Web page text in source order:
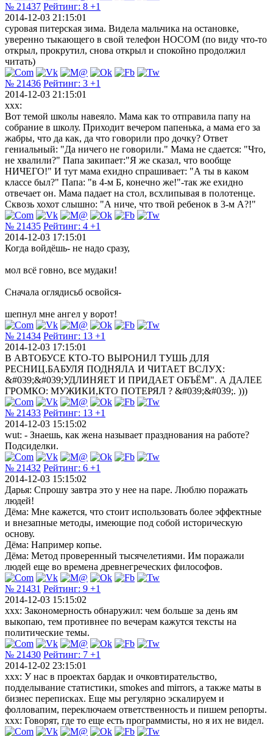
№ 21437 Рейтинг: 8 +1
2014-12-03 21:15:01
суровая питерская зима. Видела мальчика на остановке,
уверенно тыкающего в свой телефон НОСОМ (по виду что-то
открыл, прокрутил, снова открыл и спокойно продолжил
читать)
№ 21436 Рейтинг: 3 +1
2014-12-03 21:15:01
xxx:
Вот темой школы навеяло. Мама как то отправила папу на
собрание в школу. Приходит вечером папенька, а мама его за
жабры, что да как, да что говорили про дочку? Ответ
гениальный: "Да ничего не говорили." Мама не сдается: "Что,
не хвалили?" Папа закипает:"Я же сказал, что вообще
НИЧЕГО!" И тут мама ехидно спрашивает: "А ты в каком
классе был?" Папа: "в 4-м Б, конечно же!"-так же ехидно
отвечает он. Мама падает на стол, всхлипывая в полотенце.
Сквозь хохот слышно: "А ниче, что твой ребенок в 3-м А?!"
№ 21435 Рейтинг: 4 +1
2014-12-03 17:15:01
Когда войдёшь- не надо сразу,
мол всё говно, все мудаки!
Cначала оглядисьб освойся-
шепнул мне ангел у ворот!
№ 21434 Рейтинг: 13 +1
2014-12-03 17:15:01
В АВТОБУСЕ КТО-ТО ВЫРОНИЛ ТУШЬ ДЛЯ
РЕСНИЦ.БАБУЛЯ ПОДНЯЛА И ЧИТАЕТ ВСЛУХ:
&#039;&#039;УДЛИНЯЕТ И ПРИДАЕТ ОБЪЁМ". А ДАЛЕЕ
ГРОМКО: МУЖИКИ,КТО ПОТЕРЯЛ ? &#039;&#039;. )))
№ 21433 Рейтинг: 13 +1
2014-12-03 15:15:02
wut: - Знаешь, как жена называет празднования на работе?
Подсиделки.
№ 21432 Рейтинг: 6 +1
2014-12-03 15:15:02
Дарья: Спрошу завтра это у нее на паре. Люблю поражать
людей!
Дёма: Мне кажется, что стоит использовать более эффектные
и внезапные методы, имеющие под собой историческую
основу.
Дёма: Например копье.
Дёма: Метод проверенный тысячелетиями. Им поражали
людей еще во времена древнегреческих философов.
№ 21431 Рейтинг: 9 +1
2014-12-03 15:15:02
xxx: Закономерность обнаружил: чем больше за день ям
выкопаю, тем противнее по вечерам кажутся тексты на
политические темы.
№ 21430 Рейтинг: 7 +1
2014-12-02 23:15:01
xxx: У нас в проектах бардак и очковтирательство,
подделывание статистики, smokes and mirrors, а также маты в
бизнес переписках. Еще мы регулярно эскалируем и
фолловапим, переключаем ответственность и пишем репорты.
xxx: Говорят, где то еще есть программисты, но я их не видел.